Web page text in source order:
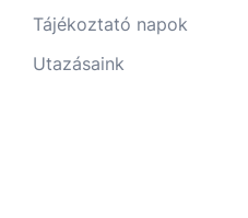
Tájékoztató napok
Utazásaink